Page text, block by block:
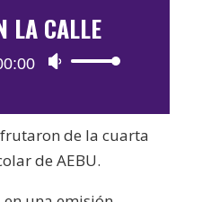
LA CALLE
Utiliza
teclas
de
flecha
de la cuarta
de AEBU.